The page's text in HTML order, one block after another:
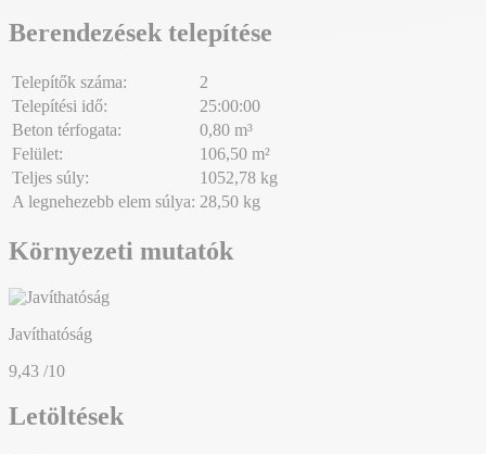
Berendezések telepítése
Telepítők száma:
2
Telepítési idő:
25:00:00
Beton térfogata:
0,80 m³
Felület:
106,50 m²
Teljes súly:
1052,78 kg
A legnehezebb elem súlya: 28,50 kg
Környezeti mutatók
Javíthatóság
9,43 /10
Letöltések